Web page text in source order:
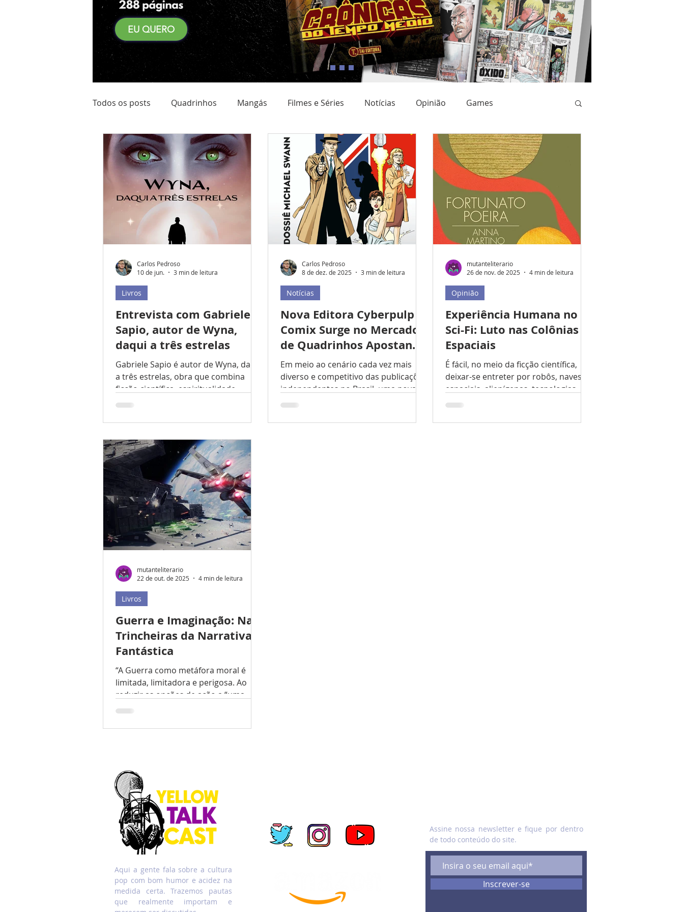
EU QUERO
Todos os posts Quadrinhos Mangás Filmes e Séries Notícias Opinião Games
Achadinhos do Kindle Quadrinho Nacional Quadrinho digital Campanhas Livros Catarse
Pré Venda Comidas Resenha Clube do livro Coluna Anime
Entrevista com Gabriele
Sapio, autor de Wyna,
daqui a três estrelas
Gabriele Sapio é autor de Wyna, daqui
a três estrelas, obra que combina
ficção científica, espiritualidade
cósmica e reflexões sobre o destino
escritor explora temas como sonhos
lúcidos, amadurecimento espiritual,
contato extraterrestre e missão
existencial. A partir de experiências
oníricas vividas desde a infância,
Sapio constrói uma história marcada
pela presença de Wyna, uma
alienígena proveniente do sistema
estelar de Antares, e pelo pe
Livros
Carlos Pedroso
10 de jun.
3 min de leitura
Nova Editora Cyberpulp
Comix Surge no Mercado
de Quadrinhos Apostando
em Obras Autorais e
Influências Pop
Em meio ao cenário cada vez mais
diverso e competitivo das publicações
independentes no Brasil, uma nova
editora, CYBERPULP COMIX, chega
os leitores. Fruto de um longo
Notícias
Carlos Pedroso
8 de dez. de 2025
3 min de leitura
Experiência Humana no
Sci-Fi: Luto nas Colônias
Espaciais
É fácil, no meio da ficção científica,
deixar-se entreter por robôs, naves
espaciais, alienígenas, tecnologias
futuras e, de modo geral, pela
envolvidas na criação desses mundos.
Opinião
mutanteliterario
26 de nov. de 2025
4 min de leitura
Guerra e Imaginação: Nas
Trincheiras da Narrativa
Fantástica
“A Guerra como metáfora moral é
limitada, limitadora e perigosa. Ao
reduzir as opções de ação a “uma
guerra contra” seja o que for, você
Ele ou Algo (mau), reduzindo também
liga/desliga. Isso é pueril, enganoso e
degradante.” (Ursula Le Guin,
Feiticeiro de Terramar, p.197) Li, no
início do mês, "Rosazul: Academia de
Magia para Garotas", escrito pelo
autor de ficção científica e
Livros
mutanteliterario
22 de out. de 2025
4 min de leitura
Aqui a gente fala sobre a cultura
pop com bom humor e acidez na
medida certa. Trazemos pautas
que realmente importam e
Assine nossa newsletter e fique por dentro
de todo conteúdo do site.
Inscrever-se